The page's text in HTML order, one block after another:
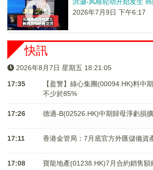
2026年7月9日 下午6:17
快訊
2026年8月7日 星期五 18:21:05
17:35
【盈警】綠心集團(00094.HK)料中
不少於85%
17:26 德適-B(02526.HK)中期歸母淨虧損
17:11 香港金管局：7月底官方外匯儲備資
17:08 寶龍地產(01238.HK)7月合約銷售額